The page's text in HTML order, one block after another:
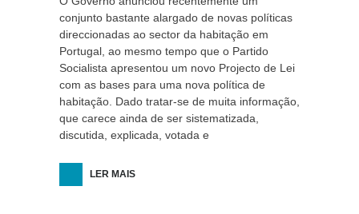
conjunto bastante alargado de novas políticas
direccionadas ao sector da habitação em
Portugal, ao mesmo tempo que o Partido
Socialista apresentou um novo Projecto de Lei
com as bases para uma nova política de
habitação. Dado tratar-se de muita informação,
que carece ainda de ser sistematizada,
discutida, explicada, votada e
LER MAIS